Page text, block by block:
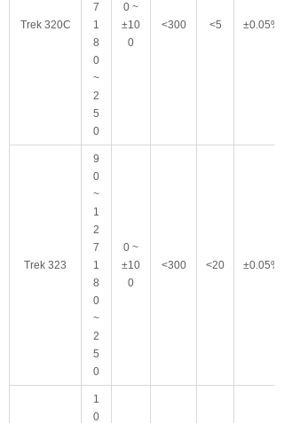
Trek 320C
7
1
8
0
~
2
5
0
0 ~
±10
0
<300 <5 ±0.05%
Trek 323
9
0
~
1
2
7
1
8
0
~
2
5
0
0 ~
±10
0
<300 <20 ±0.05%
1
0